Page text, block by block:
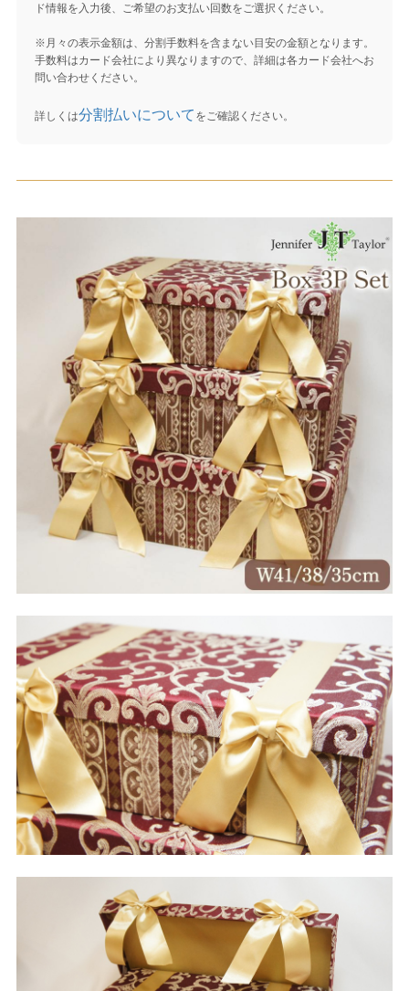
ド情報を入力後、ご希望のお支払い回数をご選択ください。
※月々の表示金額は、分割手数料を含まない目安の金額となります。
手数料はカード会社により異なりますので、詳細は各カード会社へお
問い合わせください。
詳しくは分割払いについて をご確認ください。